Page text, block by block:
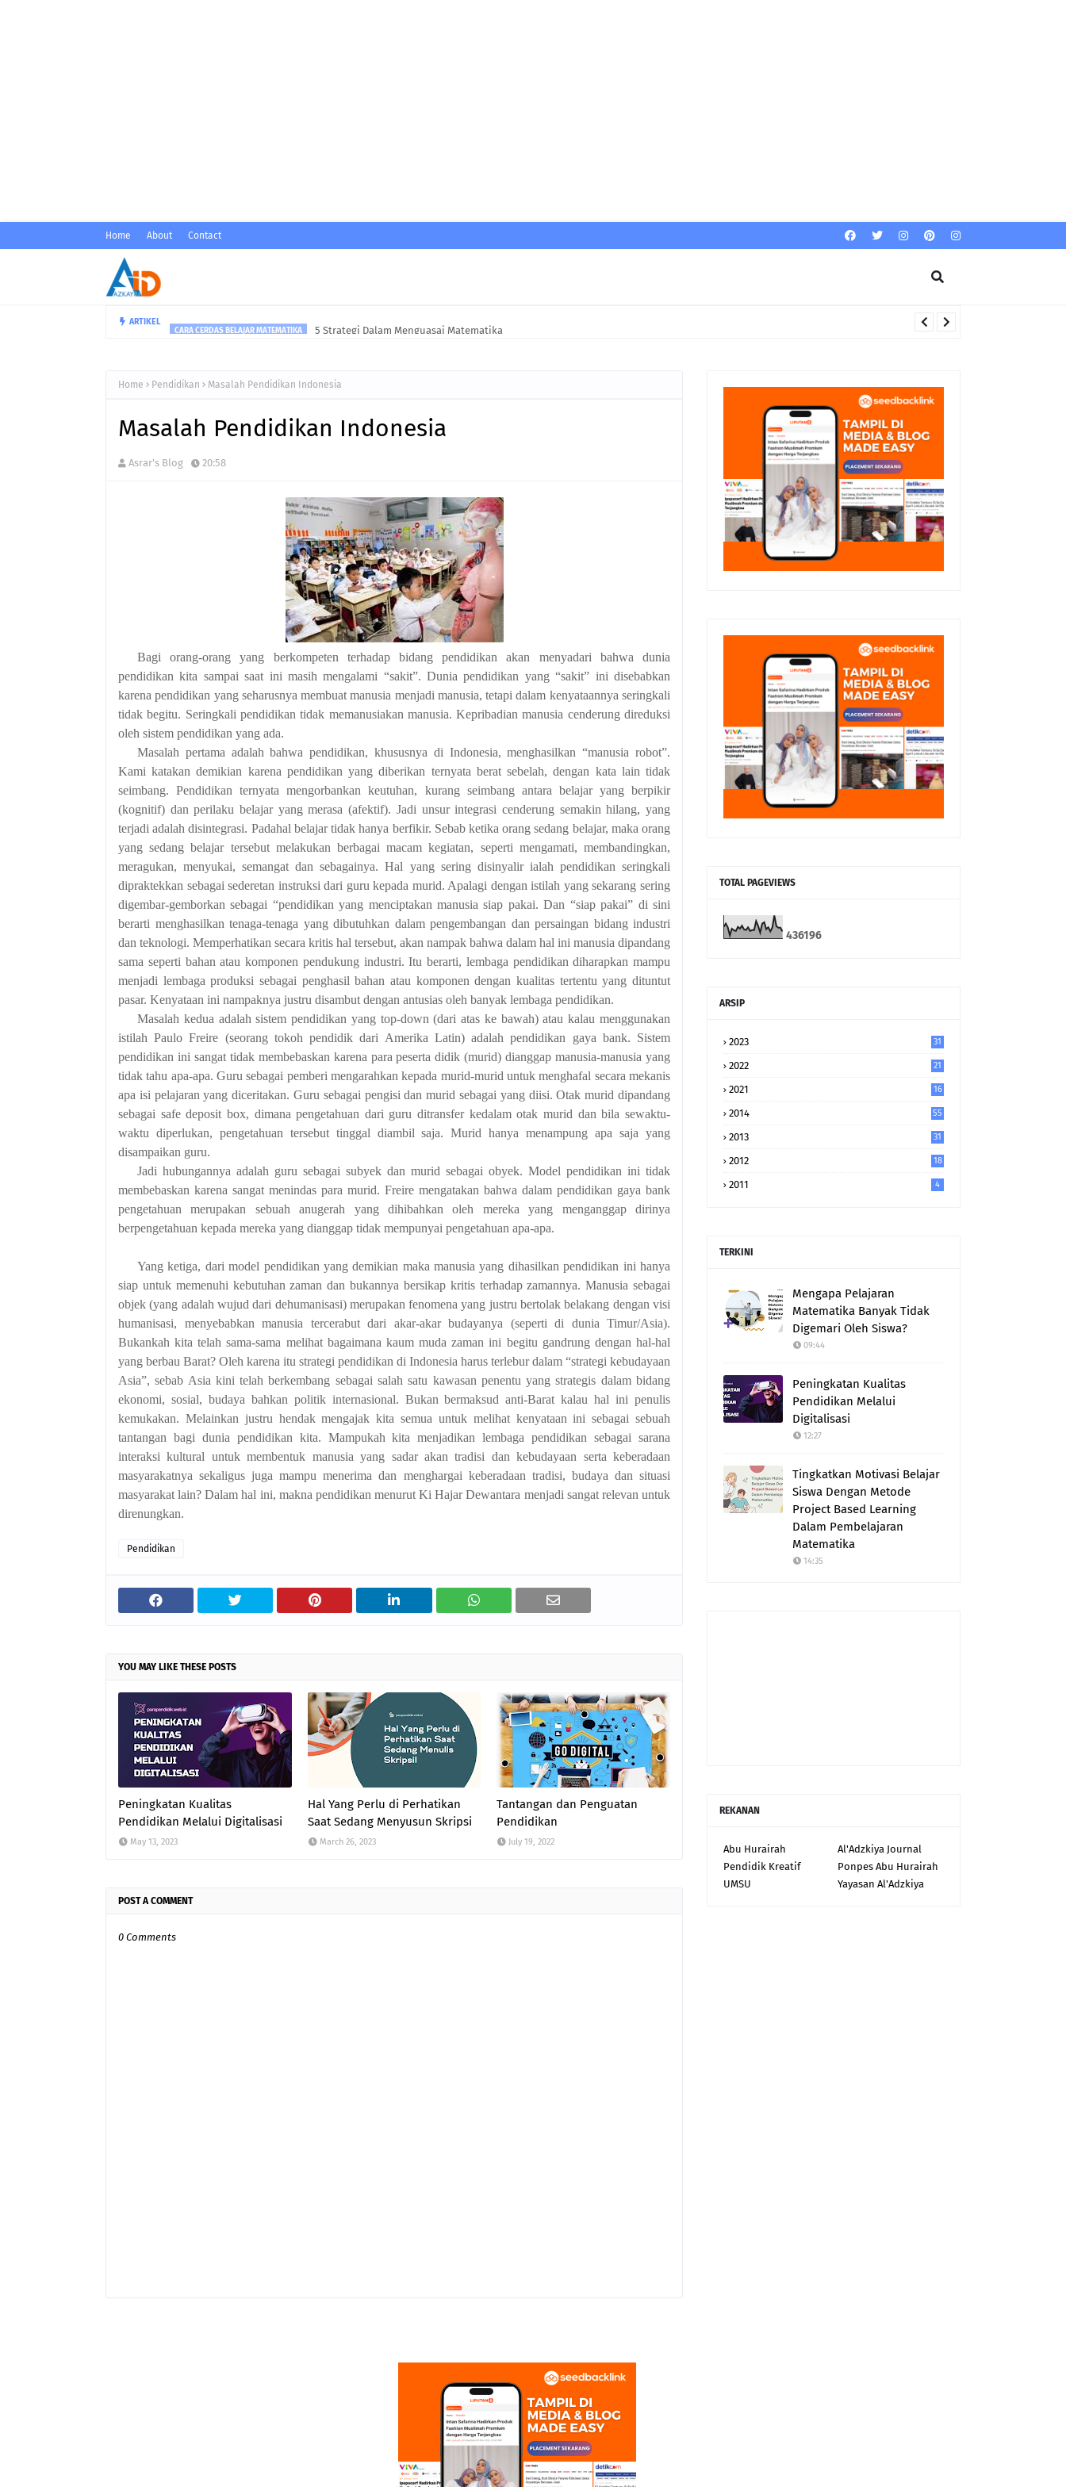
Home About Contact
ARTIKEL CARA CERDAS BELAJAR MATEMATIKA
Home Pendidikan Masalah Pendidikan Indonesia
Masalah Pendidikan Indonesia
Asrar's Blog 20:58
Bagi orang-orang yang berkompeten terhadap bidang pendidikan akan menyadari bahwa dunia
pendidikan kita sampai saat ini masih mengalami “sakit”. Dunia pendidikan yang “sakit” ini disebabkan
karena pendidikan yang seharusnya membuat manusia menjadi manusia, tetapi dalam kenyataannya seringkali
tidak begitu. Seringkali pendidikan tidak memanusiakan manusia. Kepribadian manusia cenderung direduksi
oleh sistem pendidikan yang ada.
Masalah pertama adalah bahwa pendidikan, khususnya di Indonesia, menghasilkan “manusia robot”.
Kami katakan demikian karena pendidikan yang diberikan ternyata berat sebelah, dengan kata lain tidak
seimbang. Pendidikan ternyata mengorbankan keutuhan, kurang seimbang antara belajar yang berpikir
(kognitif) dan perilaku belajar yang merasa (afektif). Jadi unsur integrasi cenderung semakin hilang, yang
terjadi adalah disintegrasi. Padahal belajar tidak hanya berfikir. Sebab ketika orang sedang belajar, maka orang
yang sedang belajar tersebut melakukan berbagai macam kegiatan, seperti mengamati, membandingkan,
meragukan, menyukai, semangat dan sebagainya. Hal yang sering disinyalir ialah pendidikan seringkali
dipraktekkan sebagai sederetan instruksi dari guru kepada murid. Apalagi dengan istilah yang sekarang sering
digembar-gemborkan sebagai “pendidikan yang menciptakan manusia siap pakai. Dan “siap pakai” di sini
berarti menghasilkan tenaga-tenaga yang dibutuhkan dalam pengembangan dan persaingan bidang industri
dan teknologi. Memperhatikan secara kritis hal tersebut, akan nampak bahwa dalam hal ini manusia dipandang
sama seperti bahan atau komponen pendukung industri. Itu berarti, lembaga pendidikan diharapkan mampu
menjadi lembaga produksi sebagai penghasil bahan atau komponen dengan kualitas tertentu yang dituntut
pasar. Kenyataan ini nampaknya justru disambut dengan antusias oleh banyak lembaga pendidikan.
Masalah kedua adalah sistem pendidikan yang top-down (dari atas ke bawah) atau kalau menggunakan
istilah Paulo Freire (seorang tokoh pendidik dari Amerika Latin) adalah pendidikan gaya bank. Sistem
pendidikan ini sangat tidak membebaskan karena para peserta didik (murid) dianggap manusia-manusia yang
tidak tahu apa-apa. Guru sebagai pemberi mengarahkan kepada murid-murid untuk menghafal secara mekanis
apa isi pelajaran yang diceritakan. Guru sebagai pengisi dan murid sebagai yang diisi. Otak murid dipandang
sebagai safe deposit box, dimana pengetahuan dari guru ditransfer kedalam otak murid dan bila sewaktu-
waktu diperlukan, pengetahuan tersebut tinggal diambil saja. Murid hanya menampung apa saja yang
disampaikan guru.
Jadi hubungannya adalah guru sebagai subyek dan murid sebagai obyek. Model pendidikan ini tidak
membebaskan karena sangat menindas para murid. Freire mengatakan bahwa dalam pendidikan gaya bank
pengetahuan merupakan sebuah anugerah yang dihibahkan oleh mereka yang menganggap dirinya
berpengetahuan kepada mereka yang dianggap tidak mempunyai pengetahuan apa-apa.
Yang ketiga, dari model pendidikan yang demikian maka manusia yang dihasilkan pendidikan ini hanya
siap untuk memenuhi kebutuhan zaman dan bukannya bersikap kritis terhadap zamannya. Manusia sebagai
objek (yang adalah wujud dari dehumanisasi) merupakan fenomena yang justru bertolak belakang dengan visi
humanisasi, menyebabkan manusia tercerabut dari akar-akar budayanya (seperti di dunia Timur/Asia).
Bukankah kita telah sama-sama melihat bagaimana kaum muda zaman ini begitu gandrung dengan hal-hal
yang berbau Barat? Oleh karena itu strategi pendidikan di Indonesia harus terlebur dalam “strategi kebudayaan
Asia”, sebab Asia kini telah berkembang sebagai salah satu kawasan penentu yang strategis dalam bidang
ekonomi, sosial, budaya bahkan politik internasional. Bukan bermaksud anti-Barat kalau hal ini penulis
kemukakan. Melainkan justru hendak mengajak kita semua untuk melihat kenyataan ini sebagai sebuah
tantangan bagi dunia pendidikan kita. Mampukah kita menjadikan lembaga pendidikan sebagai sarana
interaksi kultural untuk membentuk manusia yang sadar akan tradisi dan kebudayaan serta keberadaan
masyarakatnya sekaligus juga mampu menerima dan menghargai keberadaan tradisi, budaya dan situasi
masyarakat lain? Dalam hal ini, makna pendidikan menurut Ki Hajar Dewantara menjadi sangat relevan untuk
direnungkan.
Pendidikan
YOU MAY LIKE THESE POSTS
Peningkatan Kualitas
Pendidikan Melalui Digitalisasi
May 13, 2023
Hal Yang Perlu di Perhatikan
Saat Sedang Menyusun Skripsi
March 26, 2023
Tantangan dan Penguatan
Pendidikan
July 19, 2022
POST A COMMENT
0 Comments
TOTAL PAGEVIEWS
436196
ARSIP
2023 31
2022 21
2021 16
2014 55
2013 31
2012 18
2011 4
TERKINI
Mengapa Pelajaran
Matematika Banyak Tidak
Digemari Oleh Siswa?
09:44
Peningkatan Kualitas
Pendidikan Melalui
Digitalisasi
12:27
Tingkatkan Motivasi Belajar
Siswa Dengan Metode
Project Based Learning
Dalam Pembelajaran
Matematika
14:35
REKANAN
Abu Hurairah
Al'Adzkiya Journal
Pendidik Kreatif
Ponpes Abu Hurairah
UMSU
Yayasan Al'Adzkiya